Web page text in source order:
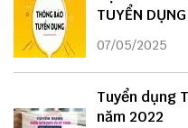
TUYỂN DỤNG
07/05/2025
Tuyển dụng
năm 2022